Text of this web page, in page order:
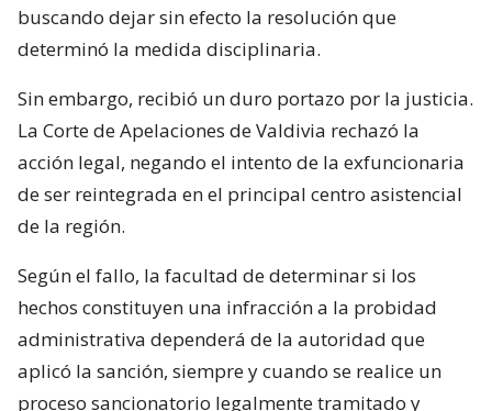
buscando dejar sin efecto la resolución que
determinó la medida disciplinaria.
Sin embargo, recibió un duro portazo por la justicia.
La Corte de Apelaciones de Valdivia rechazó la
acción legal, negando el intento de la exfuncionaria
de ser reintegrada en el principal centro asistencial
de la región.
Según el fallo, la facultad de determinar si los
hechos constituyen una infracción a la probidad
administrativa dependerá de la autoridad que
aplicó la sanción, siempre y cuando se realice un
proceso sancionatorio legalmente tramitado y